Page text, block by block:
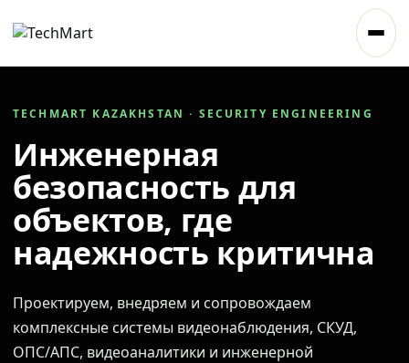
TECHMART KAZAKHSTAN · SECURITY ENGINEERING
Инженерная
безопасность для
объектов, где
надежность критична
Проектируем, внедряем и сопровождаем
комплексные системы видеонаблюдения, СКУД,
ОПС/АПС, видеоаналитики и инженерной